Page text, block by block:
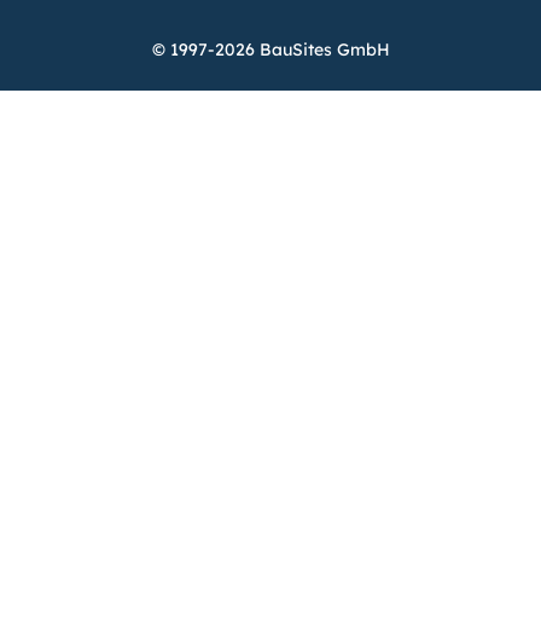
© 1997-2026 BauSites GmbH